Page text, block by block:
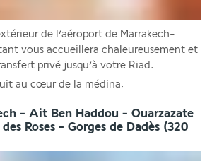
de l’aéroport de Marrakech-
vous accueillera chaleureusement et
privé jusqu’à votre Riad.
au cœur de la médina.
- Ait Ben Haddou - Ouarzazate
Roses - Gorges de Dadès (320